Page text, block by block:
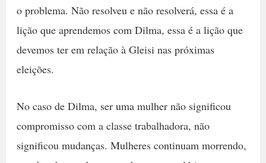
o problema. Não resolveu e não resolverá, essa é a
lição que aprendemos com Dilma, essa é a lição que
devemos ter em relação à Gleisi nas próximas
eleições.
No caso de Dilma, ser uma mulher não significou
compromisso com a classe trabalhadora, não
significou mudanças. Mulheres continuam morrendo,